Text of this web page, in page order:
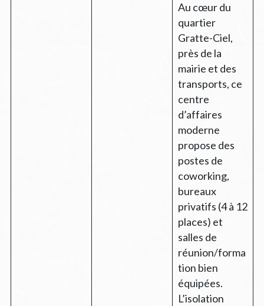
Au cœur du
quartier
Gratte-Ciel,
près de la
mairie et des
transports, ce
centre
d’affaires
moderne
propose des
postes de
coworking,
bureaux
privatifs (4 à 12
places) et
salles de
réunion/forma
tion bien
équipées.
L’isolation